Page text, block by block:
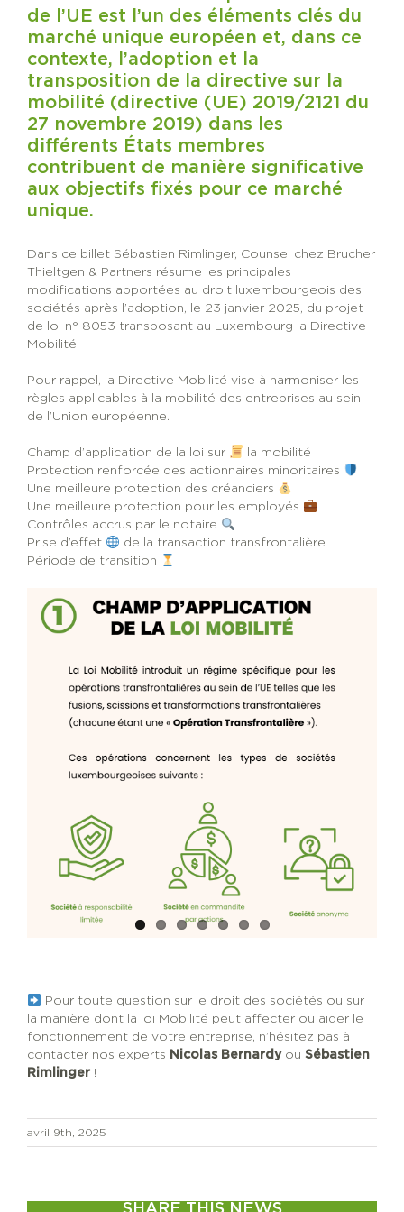
de l’UE est l’un des éléments clés du
marché unique européen et, dans ce
contexte, l’adoption et la
transposition de la directive sur la
mobilité (directive (UE) 2019/2121 du
27 novembre 2019) dans les
différents États membres
contribuent de manière significative
aux objectifs fixés pour ce marché
unique.
Dans ce billet Sébastien Rimlinger, Counsel chez Brucher
Thieltgen & Partners résume les principales
modifications apportées au droit luxembourgeois des
sociétés après l’adoption, le 23 janvier 2025, du projet
de loi n° 8053 transposant au Luxembourg la Directive
Mobilité.
Pour rappel, la Directive Mobilité vise à harmoniser les
règles applicables à la mobilité des entreprises au sein
de l’Union européenne.
Champ d’application de la loi sur
la mobilité
Protection renforcée des actionnaires minoritaires
Une meilleure protection des créanciers
Une meilleure protection pour les employés
Contrôles accrus par le notaire
Prise d’effet
de la transaction transfrontalière
Période de transition
Pour toute question sur le droit des sociétés ou sur
la manière dont la loi Mobilité peut affecter ou aider le
fonctionnement de votre entreprise, n’hésitez pas à
contacter nos experts Nicolas Bernardyou Sébastien
Rimlinger !
avril 9th, 2025